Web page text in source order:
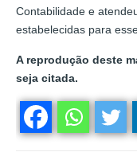
Contabilidade e
estabelecidas para
A reprodução deste
seja citada.